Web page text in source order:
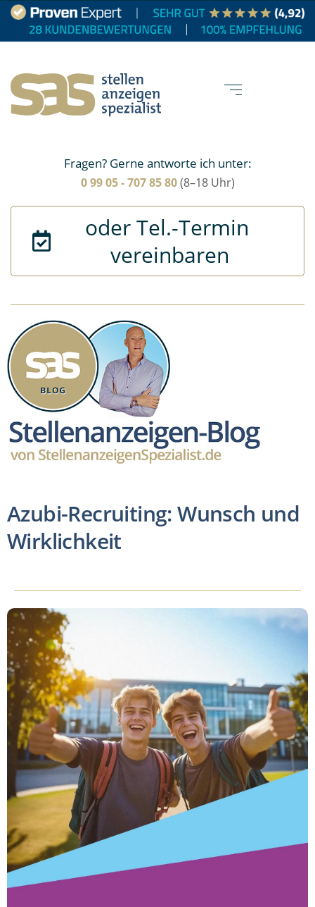
Fragen? Gerne antworte ich unter:
0 99 05 - 707 85 80 (8–18 Uhr)
oder Tel.-Termin
vereinbaren
Azubi-Recruiting: Wunsch und
Wirklichkeit